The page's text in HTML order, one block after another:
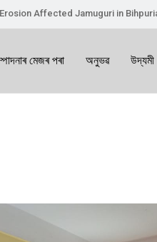
Affected Jamuguri in
মেজৰ পৰা অনুভৱ উদ্যমী